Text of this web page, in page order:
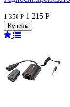
1 350 Р 1 215 Р